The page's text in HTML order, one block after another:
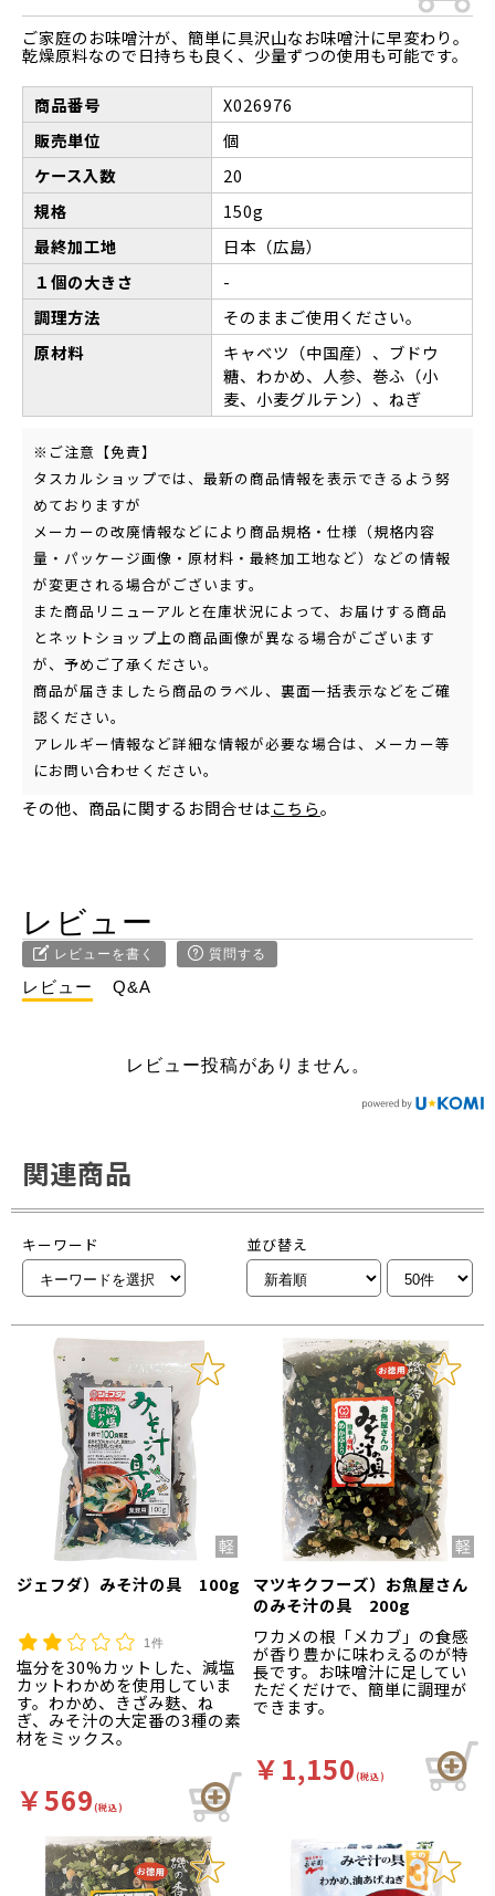
ご家庭のお味噌汁が、簡単に具沢山なお味噌汁に早変わり。
乾燥原料なので日持ちも良く、少量ずつの使用も可能です。
商品番号
X026976
販売単位
個
ケース入数
20
規格
150g
最終加工地
日本（広島）
１個の大きさ
-
調理方法
そのままご使用ください。
原材料
キャベツ（中国産）、ブドウ
糖、わかめ、人参、巻ふ（小
麦、小麦グルテン）、ねぎ
※ご注意【免責】
タスカルショップでは、最新の商品情報を表示できるよう努
めておりますが
メーカーの改廃情報などにより商品規格・仕様（規格内容
量・パッケージ画像・原材料・最終加工地など）などの情報
が変更される場合がございます。
また商品リニューアルと在庫状況によって、お届けする商品
とネットショップ上の商品画像が異なる場合がございます
が、予めご了承ください。
商品が届きましたら商品のラベル、裏面一括表示などをご確
認ください。
アレルギー情報など詳細な情報が必要な場合は、メーカー等
にお問い合わせください。
その他、商品に関するお問合せはこちら。
レビュー
レビューを書く 質問する
レビュー Q&A
レビュー投稿がありません。
関連商品
キーワード 並び替え
ジェフダ）みそ汁の具 100g
1件
塩分を30%カットした、減塩
カットわかめを使用していま
す。わかめ、きざみ麩、ね
ぎ、みそ汁の大定番の3種の素
材をミックス。
￥569(税込)
マツキクフーズ）お魚屋さん
のみそ汁の具 200g
ワカメの根「メカブ」の食感
が香り豊かに味わえるのが特
長です。お味噌汁に足してい
ただくだけで、簡単に調理が
できます。
￥1,150(税込)